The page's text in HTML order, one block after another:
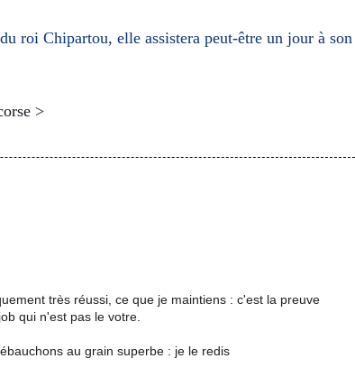
roi Chipartou, elle assistera peut-être un jour à son
>
très réussi, ce que je maintiens : c'est la preuve
qui n'est pas le votre.
au grain superbe : je le redis